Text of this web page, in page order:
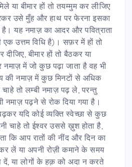
या बीमार हों तो तयम्मुम कर लीजिए
उसे मुँह और हाथ पर फेरना इसका
है। यह नमाज़ का आदर और पवित्राता
एक उत्तम विधि है)। सफ़र में हों तो
बीमार हों तो बैठकर या
में जो कुछ पढ़ा जाता है वह भी
की नमाज़ में कुछ मिनटों से अधिक
तो लम्बी नमाज़ पढ़ ले, परन्तु
नमाज़ पढ़ने से रोक दिया गया है।
यदि कोई व्यक्ति स्वेच्छा से कुछ
चाहे तो ईश्वर उससे ख़ुश होता है,
कि आप रातों की नींद और दिन का
लें या अपनी रोज़ी कमाने के समय
दें, या लोगों के हक़ को अदा न करते